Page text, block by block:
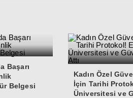
Başarı
Belgesi
Kadın Özel
İçin Tarihi
Üniversitesi ve